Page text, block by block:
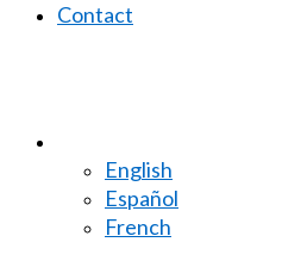
Contact
English
Español
French